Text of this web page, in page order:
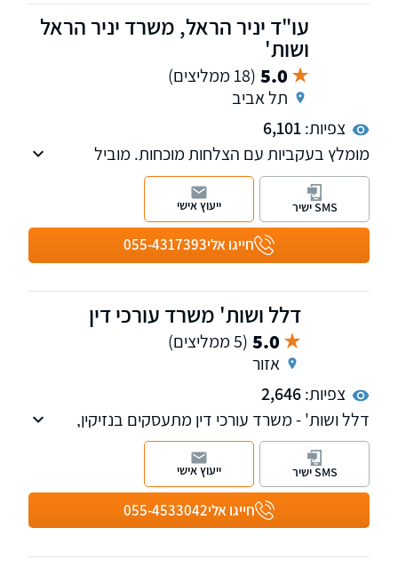
עו"ד יניר הראל, משרד יניר הראל
ושות'
5.0 (18 ממליצים)
תל אביב
צפיות:6,101
מומלץ בעקביות עם הצלחות מוכחות. מוביל
בהשגת פיצויים מקסימליים עם 24 שנות ניסיון. פנו
אלינו לקבלת ייעוץ ראשוני והערכת סיכוי. עו"ד יניר
הראל הינו מחבר הספר "דיני הראיות בתביעות
ביטוח ופלת"ד" ומדורג ע"י דנס 100 כעורך דין
מוביל בתחום הביטוח.
חייגו אלי055-4317393
SMS ישיר ייעוץ אישי
דלל ושות' משרד עורכי דין
5.0 (5 ממליצים)
אזור
צפיות:2,646
דלל ושות' - משרד עורכי דין מתעסקים בנזיקין,
ביטוח, מקרקעין נדל"ן ,הוצאה לפועל וגביית חובות.
חייגו אלי055-4533042
SMS ישיר ייעוץ אישי